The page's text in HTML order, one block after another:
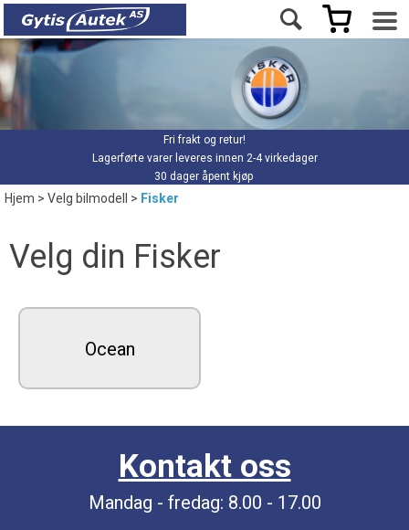
Fri frakt og retur!
Lagerførte varer leveres innen 2-4 virkedager
30 dager åpent kjøp
Hjem>Velg bilmodell > Fisker
Velg din Fisker
Ocean
Kontakt oss
Mandag - fredag: 8.00 - 17.00